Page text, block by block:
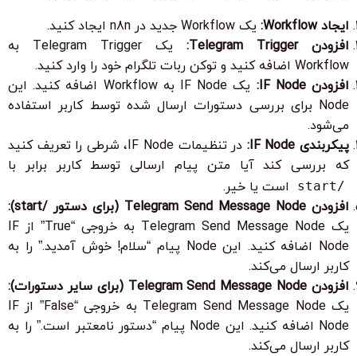
ایجاد Workflow:
یک Workflow جدید در n8n ایجاد کنید.
افزودن Telegram Trigger:
یک Telegram Trigger به
Workflow اضافه کنید و توکن ربات تلگرام خود را وارد کنید.
افزودن IF Node:
یک IF Node به Workflow اضافه کنید. این
Node برای بررسی دستورات ارسال شده توسط کاربر استفاده
می‌شود.
پیکربندی IF Node:
در تنظیمات IF Node، شرطی را تعریف کنید
که بررسی کند آیا متن پیام ارسالی توسط کاربر برابر با
/start
است یا خیر.
افزودن Telegram Send Message Node (برای دستور /start):
یک Telegram Send Message Node به خروجی “True” از IF
Node اضافه کنید. این Node پیام “سلام! خوش آمدید.” را به
کاربر ارسال می‌کند.
افزودن Telegram Send Message Node (برای سایر دستورات):
یک Telegram Send Message Node به خروجی “False” از IF
Node اضافه کنید. این Node پیام “دستور نامعتبر است.” را به
کاربر ارسال می‌کند.